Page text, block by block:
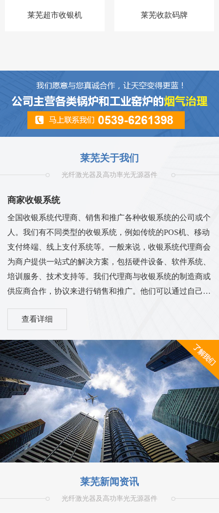
莱芜超市收银机 莱芜收款码牌
莱芜关于我们
光纤激光器及高功率光无源器件
商家收银系统
全国收银系统代理商、销售和推广各种收银系统的公司或个
人。我们有不同类型的收银系统，例如传统的POS机、移动
支付终端、线上支付系统等。一般来说，收银系统代理商会
为商户提供一站式的解决方案，包括硬件设备、软件系统、
培训服务、技术支持等。我们代理商与收银系统的制造商或
供应商合作，协议来进行销售和推广。他们可以通过自己的
实现销售和服务的业务目标。我们的工作范围和服务内容可
他们需要与客户进行沟通，了解客户的需求，并为他们提供
适合的收银系统解决方案。同时，代理商也需与收银系统供
应商保持密切的合作关系，...
查看详细
莱芜新闻资讯
光纤激光器及高功率光无源器件